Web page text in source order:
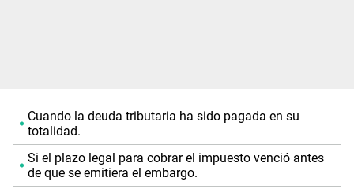
Cuando la deuda tributaria ha sido pagada en su
totalidad.
Si el plazo legal para cobrar el impuesto venció antes
de que se emitiera el embargo.